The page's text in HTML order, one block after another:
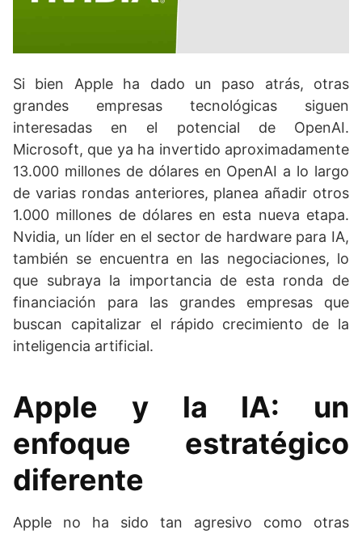
Si bien Apple ha dado un paso atrás, otras
grandes empresas tecnológicas siguen
interesadas en el potencial de OpenAI.
Microsoft, que ya ha invertido aproximadamente
13.000 millones de dólares en OpenAI a lo largo
de varias rondas anteriores, planea añadir otros
1.000 millones de dólares en esta nueva etapa.
Nvidia, un líder en el sector de hardware para IA,
también se encuentra en las negociaciones, lo
que subraya la importancia de esta ronda de
financiación para las grandes empresas que
buscan capitalizar el rápido crecimiento de la
inteligencia artificial.
Apple y la IA: un
enfoque estratégico
diferente
Apple no ha sido tan agresivo como otras